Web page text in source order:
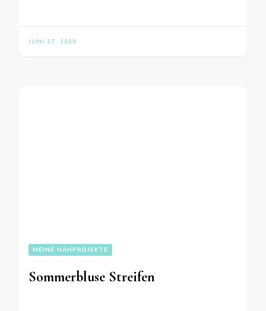
JUNI 27, 2016
MEINE NÄHPROJEKTE
Sommerbluse Streifen